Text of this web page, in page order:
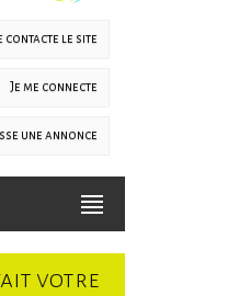
contacte le site
Je me connecte
une annonce
votre